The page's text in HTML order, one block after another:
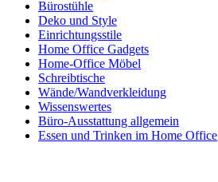
Bürostühle
Deko und Style
Einrichtungsstile
Home Office Gadgets
Home-Office Möbel
Schreibtische
Wände/Wandverkleidung
Wissenswertes
Büro-Ausstattung allgemein
Essen und Trinken im Home Office